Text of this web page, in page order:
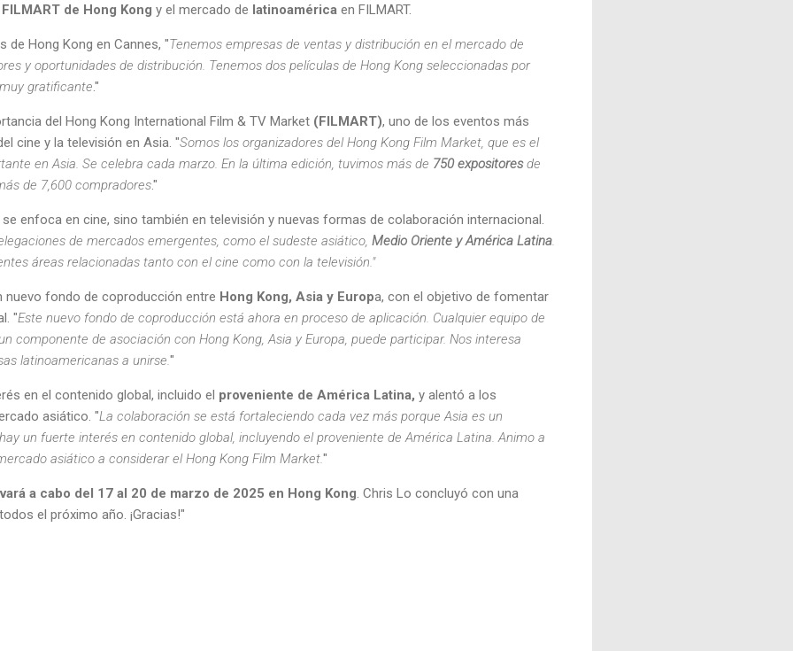
FILMART de Hong Kong y el mercado de latinoamérica en FILMART.
Hong Kong en Cannes, "Tenemos empresas de ventas y distribución en el mercado de
y oportunidades de distribución. Tenemos dos películas de Hong Kong seleccionadas por
gratificante."
del Hong Kong International Film & TV Market (FILMART), uno de los eventos más
cine y la televisión en Asia. "Somos los organizadores del Hong Kong Film Market, que es el
en Asia. Se celebra cada marzo. En la última edición, tuvimos más de 750 expositoresde
de 7,600 compradores."
enfoca en cine, sino también en televisión y nuevas formas de colaboración internacional.
de mercados emergentes, como el sudeste asiático, Medio Oriente y América Latina
áreas relacionadas tanto con el cine como con la televisión."
nuevo fondo de coproducción entre Hong Kong, Asia y Europa, con el objetivo de fomentar
"Este nuevo fondo de coproducción está ahora en proceso de aplicación. Cualquier equipo de
componente de asociación con Hong Kong, Asia y Europa, puede participar. Nos interesa
latinoamericanas a unirse. "
en el contenido global, incluido el proveniente de América Latina, y alentó a los
asiático. "La colaboración se está fortaleciendo cada vez más porque Asia es un
un fuerte interés en contenido global, incluyendo el proveniente de América Latina. Animo a
asiático a considerar el Hong Kong Film Market."
a cabo del 17 al 20 de marzo de 2025 en Hong Kong . Chris Lo concluyó con una
el próximo año. ¡Gracias!"